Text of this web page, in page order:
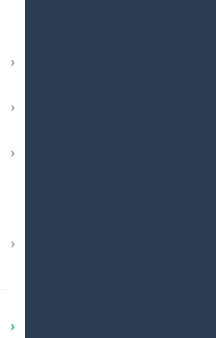
›
›
›
›
›